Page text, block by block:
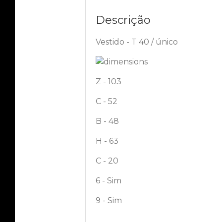
Descrição
Vestido - T 40 / único
Z - 103
C - 52
B - 48
H - 63
C - 20
6 - Sim
9 - Sim